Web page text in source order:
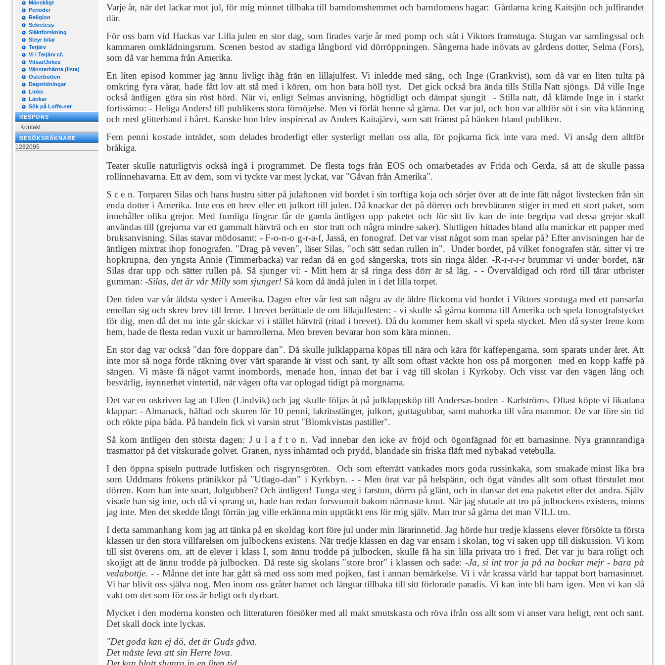
Mänskligt
Perioder
Religion
Sekretess
Släktforskning
Steyr bilar
Terjärv
Vi i Terjärv r.f.
Vitsar/Jokes
Vänsterhänta (lista)
Österbotten
Dagstidningar
Links
Länkar
Sök på Loffe.net
RESPONS
Kontakt
BESÖKSRÄKNARE
1282095
Varje år, när det lackar mot jul, för mig minnet tillbaka till barndomshemmet och barndomens hagar: Gårdarna kring Kaitsjön och julfirandet
där.
För oss barn vid Hackas var Lilla julen en stor dag, som firades varje år med pomp och ståt i Viktors framstuga. Stugan var samlingssal och
kammaren omklädningsrum. Scenen bestod av stadiga långbord vid dörröppningen. Sångerna hade inövats av gårdens dotter, Selma (Fors),
som då var hemma från Amerika.
En liten episod kommer jag ännu livligt ihåg från en lillajulfest. Vi inledde med sång, och Inge (Grankvist), som då var en liten tulta på
omkring fyra vårar, hade fått lov att stå med i kören, om hon bara höll tyst. Det gick också bra ända tills Stilla Natt sjöngs. Då ville Inge
också äntligen göra sin röst hörd. När vi, enligt Selmas anvisning, högtidligt och dämpat sjungit - Stilla natt, då klämde Inge in i starkt
fortissimo: - Heliga Anders! till publikens stora förnöjelse. Men vi förlät henne så gärna. Det var jul, och hon var alltför söt i sin vita klänning
och med glitterband i håret. Kanske hon blev inspirerad av Anders Kaitajärvi, som satt främst på bänken bland publiken.
Fem penni kostade inträdet, som delades broderligt eller systerligt mellan oss alla, för pojkarna fick inte vara med. Vi ansåg dem alltför
bråkiga.
Teater skulle naturligtvis också ingå i programmet. De flesta togs från EOS och omarbetades av Frida och Gerda, så att de skulle passa
rollinnehavarna. Ett av dem, som vi tyckte var mest lyckat, var "Gåvan från Amerika".
S c e n. Torparen Silas och hans hustru sitter på julaftonen vid bordet i sin torftiga koja och sörjer över att de inte fått något livstecken från sin
enda dotter i Amerika. Inte ens ett brev eller ett julkort till julen. Då knackar det på dörren och brevbäraren stiger in med ett stort paket, som
innehåller olika grejor. Med fumliga fingrar får de gamla äntligen upp paketet och för sitt liv kan de inte begripa vad dessa grejor skall
användas till (grejorna var ett gammalt härvträ och en stor tratt och några mindre saker). Slutligen hittades bland alla manickar ett papper med
bruksanvisning. Silas stavar mödosamt: - F-o-n-o g-r-a-f, Jasså, en fonograf. Det var visst något som man spelar på? Efter anvisningen har de
äntligen mixtrat ihop fonografen. "Drag på veven", läser Silas, "och sätt sedan rullen in". Under bordet, på vilket fonografen står, sitter vi tre
hopkrupna, den yngsta Annie (Timmerbacka) var redan då en god sångerska, trots sin ringa ålder. -R-r-r-r-r brummar vi under bordet, när
Silas drar upp och sätter rullen på. Så sjunger vi: - Mitt hem är så ringa dess dörr är så låg. - - Överväldigad och rörd till tårar utbrister
gumman: -Silas, det är vår Milly som sjunger! Så kom då ändå julen in i det lilla torpet.
Den tiden var vår äldsta syster i Amerika. Dagen efter vår fest satt några av de äldre flickorna vid bordet i Viktors storstuga med ett pansarfat
emellan sig och skrev brev till Irene. I brevet berättade de om lillajulfesten: - vi skulle så gärna komma till Amerika och spela fonografstycket
för dig, men då det nu inte går skickar vi i stället härvträ (ritad i brevet). Då du kommer hem skall vi spela stycket. Men då syster Irene kom
hem, hade de flesta redan vuxit ur barnrollerna. Men breven bevarar hon som kära minnen.
En stor dag var också "dan före doppare dan". Då skulle julklapparna köpas till nära och kära för kaffepengarna, som sparats under året. Att
inte mor så noga förde räkning över vårt sparande är visst och sant, ty allt som oftast väckte hon oss på morgonen med en kopp kaffe på
sängen. Vi måste få något varmt inombords, menade hon, innan det bar i väg till skolan i Kyrkoby. Och visst var den vägen lång och
besvärlig, isynnerhet vintertid, när vägen ofta var oplogad tidigt på morgnarna.
Det var en oskriven lag att Ellen (Lindvik) och jag skulle följas åt på julklappsköp till Andersas-boden - Karlströms. Oftast köpte vi likadana
klappar: - Almanack, häftad och skuren för 10 penni, lakritsstänger, julkort, guttagubbar, samt mahorka till våra mammor. De var före sin tid
och rökte pipa båda. På handeln fick vi varsin strut "Blomkvistas pastiller".
Så kom äntligen den största dagen: J u l a f t o n. Vad innebar den icke av fröjd och ögonfägnad för ett barnasinne. Nya grannrandiga
trasmattor på det vitskurade golvet. Granen, nyss inhämtad och prydd, blandade sin friska fläft med nybakad vetebulla.
I den öppna spiseln puttrade lutfisken och risgrynsgröten. Och som efterrätt vankades mors goda russinkaka, som smakade minst lika bra
som Uddmans frökens pränikkor på "Utlago-dan" i Kyrkbyn. - - Men örat var på helspänn, och ögat vändes allt som oftast förstulet mot
dörren. Kom han inte snart, Julgubben? Och äntligen! Tunga steg i farstun, dörrn på glänt, och in dansar det ena paketet efter det andra. Själv
visade han sig inte, och då vi sprang ut, hade han redan forsvunnit bakom närmaste knut. När jag slutade att tro på julbockens existens, minns
jag inte. Men det skedde långt förrän jag ville erkänna min upptäckt ens för mig själv. Man tror så gärna det man VILL tro.
I detta sammanhang kom jag att tänka på en skoldag kort före jul under min lärarinnetid. Jag hörde hur tredje klassens elever försökte ta första
klassen ur den stora villfarelsen om julbockens existens. När tredje klassen en dag var ensam i skolan, tog vi saken upp till diskussion. Vi kom
till sist överens om, att de elever i klass I, som ännu trodde på julbocken, skulle få ha sin lilla privata tro i fred. Det var ju bara roligt och
skojigt att de ännu trodde på julbocken. Då reste sig skolans "store bror" i klassen och sade: -Ja, si int tror ja på na bockar mejr - bara på
vedabottje. - - Månne det inte har gått så med oss som med pojken, fast i annan bemärkelse. Vi i vår krassa värld har tappat bort barnasinnet.
Vi har blivit oss själva nog. Men inom oss gråter barnet och längtar tillbaka till sitt förlorade paradis. Vi kan inte bli barn igen. Men vi kan slå
vakt om det som för oss är heligt och dyrbart.
Mycket i den moderna konsten och litteraturen försöker med all makt smutskasta och röva ifrån oss allt som vi anser vara heligt, rent och sant.
Det skall dock inte lyckas.
"Det goda kan ej dö, det är Guds gåva.
Det måste leva att sin Herre lova.